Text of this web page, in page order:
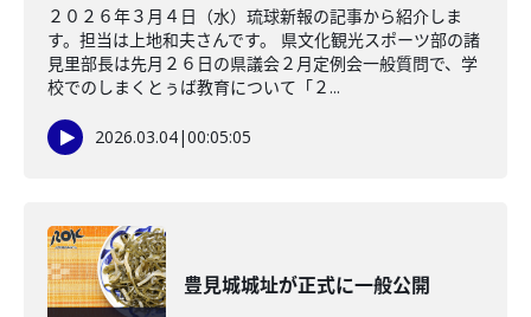
２０２６年３月４日（水）琉球新報の記事から紹介しま
す。担当は上地和夫さんです。 県文化観光スポーツ部の諸
見里部長は先月２６日の県議会２月定例会一般質問で、学
校でのしまくとぅば教育について「２...
2026.03.04|00:05:05
豊見城城址が正式に一般公開